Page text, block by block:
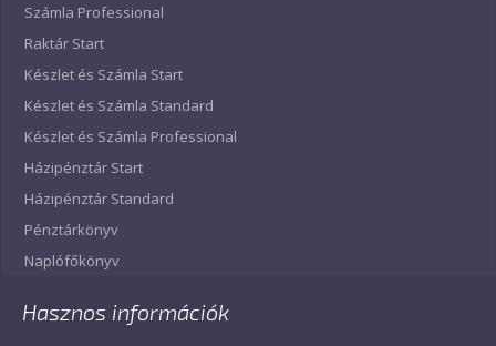
Számla Professional
Raktár Start
Készlet és Számla Start
Készlet és Számla Standard
Készlet és Számla Professional
Házipénztár Start
Házipénztár Standard
Pénztárkönyv
Naplófőkönyv
Hasznos információk